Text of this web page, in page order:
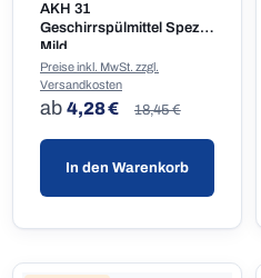
AKH 31
Geschirrspülmittel Spezial
Mild
Regulärer Preis:
ab 4,28 € Regulärer Preis:
18,45 €
Preise inkl. MwSt. zzgl.
Versandkosten
In den Warenkorb